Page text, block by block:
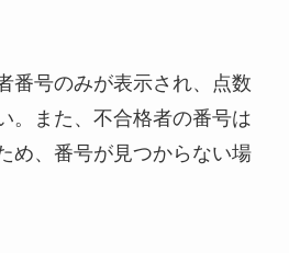
番号のみが表示され、点数
。また、不合格者の番号は
め、番号が見つからない場